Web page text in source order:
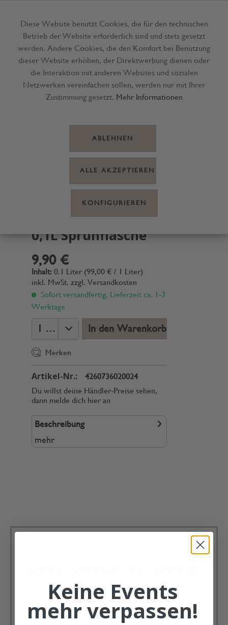
Menü
Vino Cotto Feige
0,1L Sprühflasche
9,90 €
Inhalt: 0.1 Liter (99,00 € / 1 Liter)
inkl. MwSt. zzgl. Versandkosten
Sofort versandfertig, Lieferzeit ca. 1-3
Werktage
In den Warenkorb
Merken
Artikel-Nr.:
4260736020024
Du willst deine Händler-Preise sehen,
dann melde dich hier an
Beschreibung
mehr
Immer schön, immer aktuell.
Trag Dich für unseren Newsletter ein &
verpasse keine Angebote mehr
Diese Website benutzt Cookies, die für den technischen
Betrieb der Website erforderlich sind und stets gesetzt
werden. Andere Cookies, die den Komfort bei Benutzung
dieser Website erhöhen, der Direktwerbung dienen oder
die Interaktion mit anderen Websites und sozialen
Netzwerken vereinfachen sollen, werden nur mit Ihrer
Zustimmung gesetzt. Mehr Informationen
ABLEHNEN
ALLE AKZEPTIEREN
KONFIGURIEREN
Keine Events
mehr verpassen!